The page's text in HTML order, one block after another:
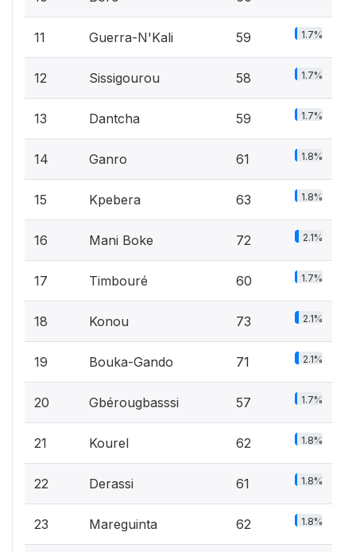
11 Guerra-N'Kali 59 1.7%
12 Sissigourou 58 1.7%
13 Dantcha 59 1.7%
14 Ganro 61 1.8%
15 Kpebera 63 1.8%
16 Mani Boke 72 2.1%
17 Timbouré 60 1.7%
18 Konou 73 2.1%
19 Bouka-Gando 71 2.1%
20 Gbérougbasssi 57 1.7%
21 Kourel 62 1.8%
22 Derassi 61 1.8%
23 Mareguinta 62 1.8%